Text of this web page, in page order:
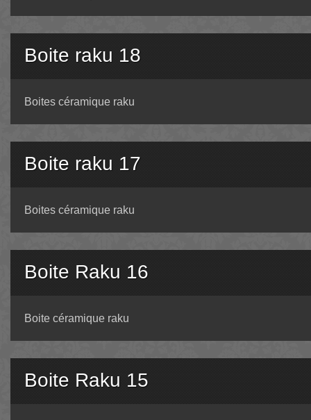
Boite raku 18
Boites céramique raku
Boite raku 17
Boites céramique raku
Boite Raku 16
Boite céramique raku
Boite Raku 15